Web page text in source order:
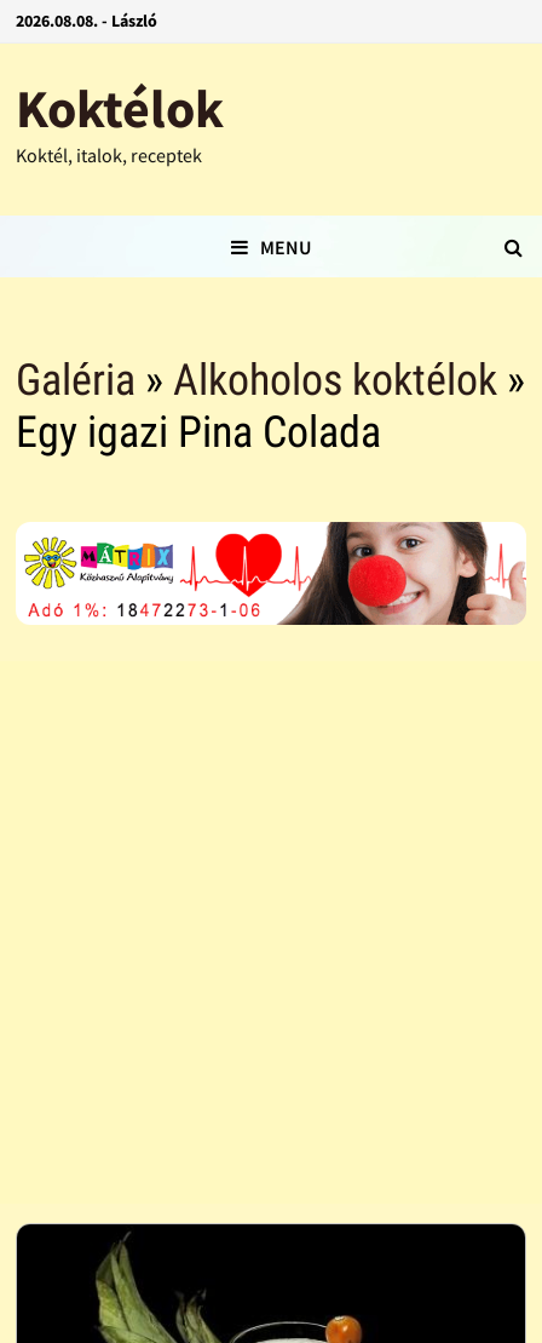
2026.08.08. - László
Koktélok
Koktél, italok, receptek
MENU
Galéria » Alkoholos koktélok»
Egy igazi Pina Colada